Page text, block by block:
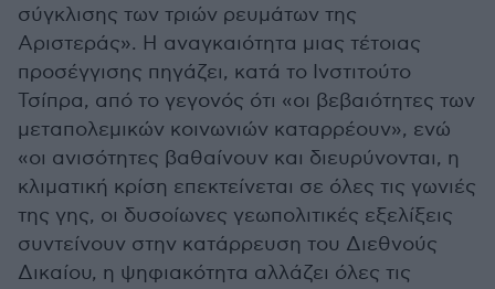
σύγκλισης των τριών ρευμάτων της
Αριστεράς». Η αναγκαιότητα μιας τέτοιας
προσέγγισης πηγάζει, κατά το Ινστιτούτο
Τσίπρα, από το γεγονός ότι «οι βεβαιότητες των
μεταπολεμικών κοινωνιών καταρρέουν», ενώ
«οι ανισότητες βαθαίνουν και διευρύνονται, η
κλιματική κρίση επεκτείνεται σε όλες τις γωνιές
της γης, οι δυσοίωνες γεωπολιτικές εξελίξεις
συντείνουν στην κατάρρευση του Διεθνούς
Δικαίου, η ψηφιακότητα αλλάζει όλες τις